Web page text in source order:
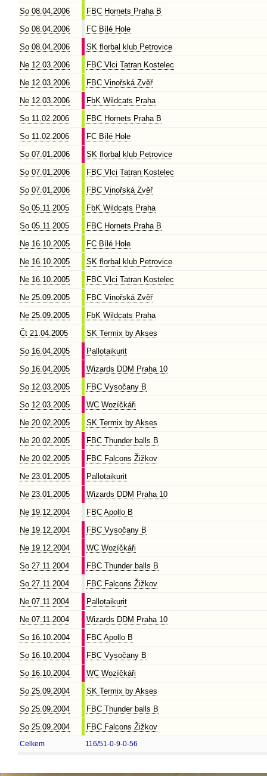
So 08.04.2006
FBC Hornets Praha B
So 08.04.2006
FC Bílé Hole
So 08.04.2006
SK florbal klub Petrovice
Ne 12.03.2006
FBC Vlci Tatran Kostelec
Ne 12.03.2006
FBC Vinořská Zvěř
Ne 12.03.2006
FbK Wildcats Praha
So 11.02.2006
FBC Hornets Praha B
So 11.02.2006
FC Bílé Hole
So 07.01.2006
SK florbal klub Petrovice
So 07.01.2006
FBC Vlci Tatran Kostelec
So 07.01.2006
FBC Vinořská Zvěř
So 05.11.2005
FbK Wildcats Praha
So 05.11.2005
FBC Hornets Praha B
Ne 16.10.2005
FC Bílé Hole
Ne 16.10.2005
SK florbal klub Petrovice
Ne 16.10.2005
FBC Vlci Tatran Kostelec
Ne 25.09.2005
FBC Vinořská Zvěř
Ne 25.09.2005
FbK Wildcats Praha
Čt 21.04.2005
SK Termix by Akses
So 16.04.2005
Pallotaikurit
So 16.04.2005
Wizards DDM Praha 10
So 12.03.2005
FBC Vysočany B
So 12.03.2005
WC Wozíčkáři
Ne 20.02.2005
SK Termix by Akses
Ne 20.02.2005
FBC Thunder balls B
Ne 20.02.2005
FBC Falcons Žižkov
Ne 23.01.2005
Pallotaikurit
Ne 23.01.2005
Wizards DDM Praha 10
Ne 19.12.2004
FBC Apollo B
Ne 19.12.2004
FBC Vysočany B
Ne 19.12.2004
WC Wozíčkáři
So 27.11.2004
FBC Thunder balls B
So 27.11.2004
FBC Falcons Žižkov
Ne 07.11.2004
Pallotaikurit
Ne 07.11.2004
Wizards DDM Praha 10
So 16.10.2004
FBC Apollo B
So 16.10.2004
FBC Vysočany B
So 16.10.2004
WC Wozíčkáři
So 25.09.2004
SK Termix by Akses
So 25.09.2004
FBC Thunder balls B
So 25.09.2004
FBC Falcons Žižkov
Celkem 116/51-0-9-0-56